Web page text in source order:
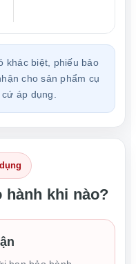
khác biệt, phiếu bảo
cho sản phẩm cụ
áp dụng.
khi nào?